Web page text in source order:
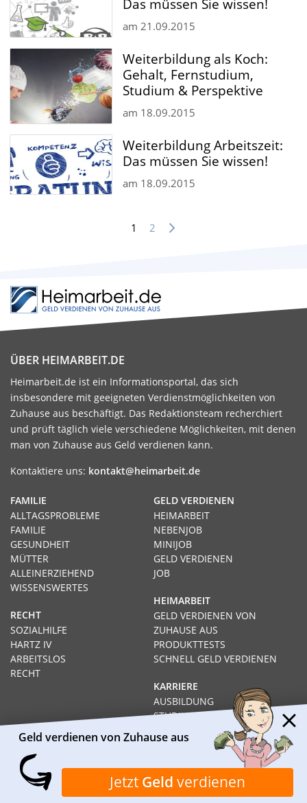
Das müssen Sie wissen!
am 21.09.2015
Weiterbildung als Koch:
Gehalt, Fernstudium,
Studium & Perspektive
am 18.09.2015
Weiterbildung Arbeitszeit:
Das müssen Sie wissen!
am 18.09.2015
1 2
ÜBER HEIMARBEIT.DE
Heimarbeit.de ist ein Informationsportal, das sich
insbesondere mit geeigneten Verdienstmöglichkeiten von
Zuhause aus beschäftigt. Das Redaktionsteam recherchiert
und prüft täglich viele verschiedene Möglichkeiten, mit denen
man von Zuhause aus Geld verdienen kann.
Kontaktiere uns: kontakt@heimarbeit.de
GELD VERDIENEN
HEIMARBEIT
NEBENJOB
MINIJOB
GELD VERDIENEN
JOB
HEIMARBEIT
GELD VERDIENEN VON
ZUHAUSE AUS
PRODUKTTESTS
SCHNELL GELD VERDIENEN
KARRIERE
AUSBILDUNG
STUDIUM
FERNSTUDIUM
GEHÄLTER
FAMILIE
ALLTAGSPROBLEME
FAMILIE
GESUNDHEIT
MÜTTER
ALLEINERZIEHEND
WISSENSWERTES
RECHT
SOZIALHILFE
HARTZ IV
ARBEITSLOS
RECHT
Impressum Datenschutz Kontakt
Über Heimarbeit.de
© 2026I❶I Heimarbeit.de
Geld verdienen von Zuhause aus
Jetzt Geld verdienen